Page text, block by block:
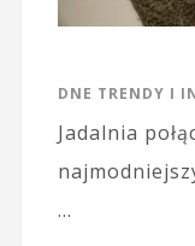
DNE TRENDY I
Jadalnia
…